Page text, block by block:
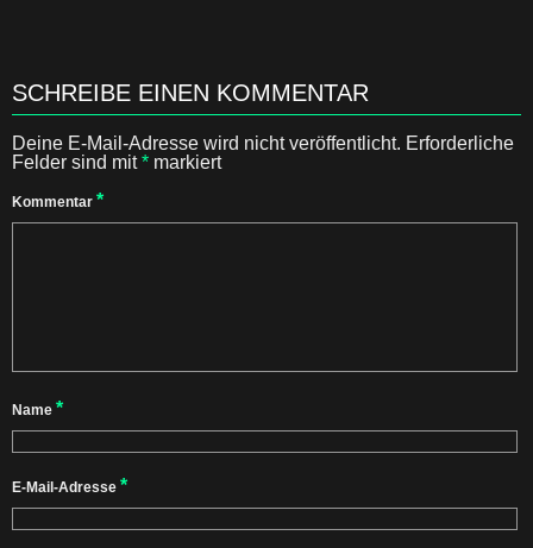
SCHREIBE EINEN KOMMENTAR
Deine E-Mail-Adresse wird nicht veröffentlicht. Erforderliche
Felder sind mit* markiert
Kommentar *
Name *
E-Mail-Adresse *